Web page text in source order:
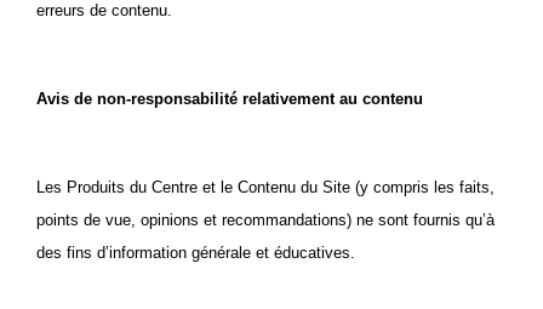
erreurs de contenu.
Avis de non-responsabilité relativement au contenu
Les Produits du Centre et le Contenu du Site (y compris les faits,
points de vue, opinions et recommandations) ne sont fournis qu’à
des fins d’information générale et éducatives.